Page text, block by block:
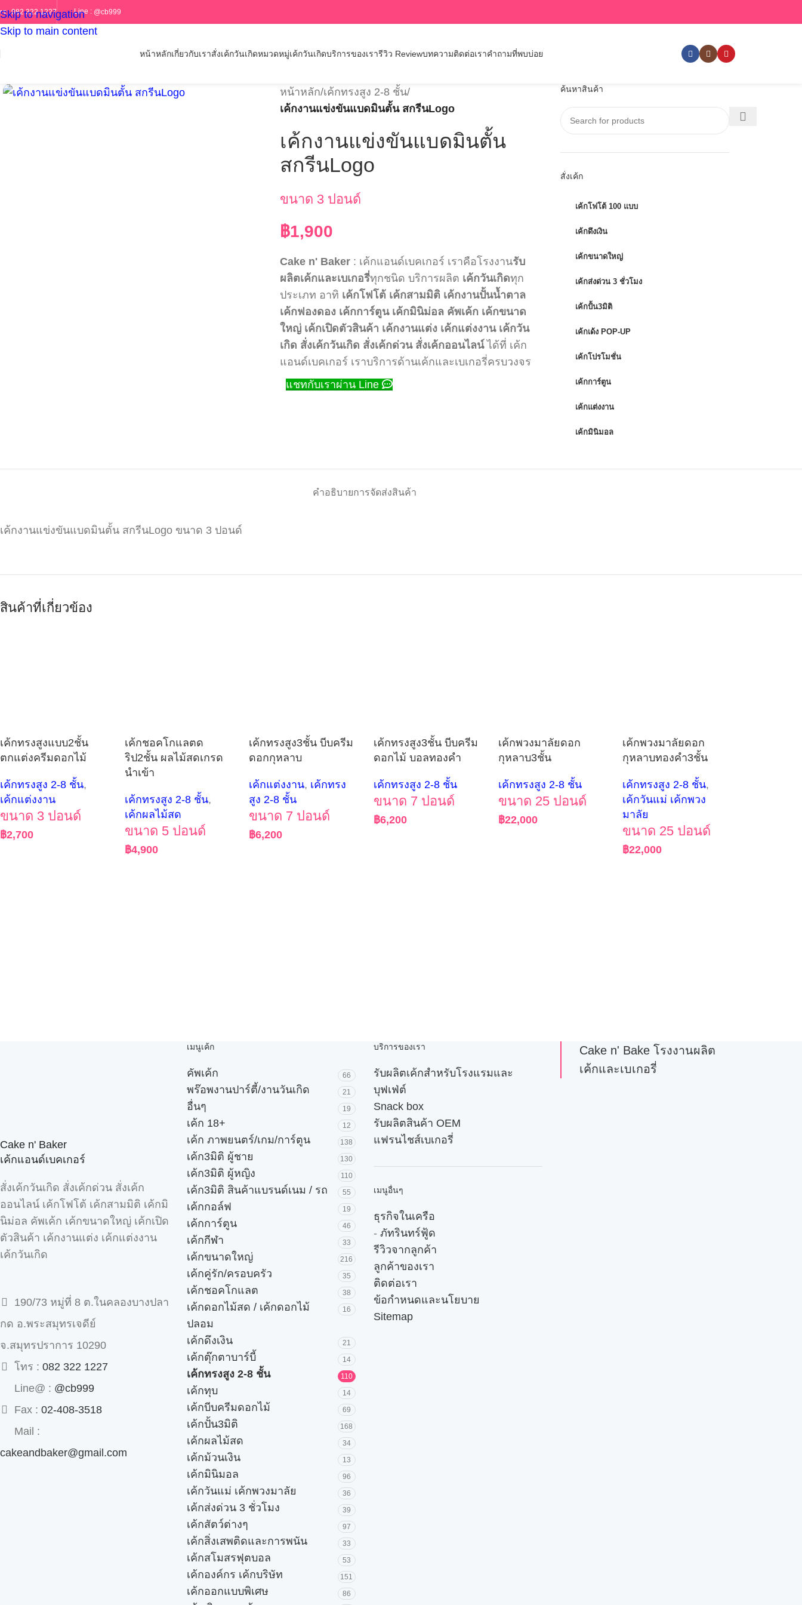
Skip to navigation
Skip to main content
ร : 082 322 1227 Line : @cb999
หน้าหลักเกี่ยวกับเราสั่งเค้กวันเกิดหมวดหมู่เค้กวันเกิดบริการของเรารีวิว Reviewบทความติดต่อเราคำถามที่พบบ่อย
หน้าหลัก/เค้กทรงสูง 2-8 ชั้น/
เค้กงานแข่งขันแบดมินตั้น สกรีนLogo
เค้กงานแข่งขันแบดมินตั้น
สกรีนLogo
ขนาด 3 ปอนด์
฿1,900
Cake n' Baker : เค้กแอนด์เบคเกอร์ เราคือโรงงานรับ
ผลิตเค้กและเบเกอรี่ทุกชนิด บริการผลิต เค้กวันเกิดทุก
ประเภท อาทิ เค้กโฟโต้ เค้กสามมิติ เค้กงานปั้นน้ำตาล
เค้กฟองดอง เค้กการ์ตูน เค้กมินิม่อล คัพเค้ก เค้กขนาด
ใหญ่ เค้กเปิดตัวสินค้า เค้กงานแต่ง เค้กแต่งงาน เค้กวัน
เกิด สั่งเค้กวันเกิด สั่งเค้กด่วน สั่งเค้กออนไลน์ได้ที่ เค้ก
แอนด์เบคเกอร์ เราบริการด้านเค้กและเบเกอรี่ครบวงจร
แชทกับเราผ่าน Line
ค้นหาสินค้า
สั่งเค้ก
เค้กโฟโต้ 100 แบบ
เค้กดึงเงิน
เค้กขนาดใหญ่
เค้กส่งด่วน 3 ชั่วโมง
เค้กปั้น3มิติ
เค้กเด้ง POP-UP
เค้กโปรโมชั่น
เค้กการ์ตูน
เค้กแต่งงาน
เค้กมินิมอล
คำอธิบายการจัดส่งสินค้า
เค้กงานแข่งขันแบดมินตั้น สกรีนLogo ขนาด 3 ปอนด์
สินค้าที่เกี่ยวข้อง
เค้กทรงสูงแบบ2ชั้น
ตกแต่งครีมดอกไม้
เค้กทรงสูง 2-8 ชั้น,
เค้กแต่งงาน
ขนาด 3 ปอนด์
฿2,700
เค้กชอคโกแลตด
ริป2ชั้น ผลไม้สดเกรด
นำเข้า
เค้กทรงสูง 2-8 ชั้น,
เค้กผลไม้สด
ขนาด 5 ปอนด์
฿4,900
เค้กทรงสูง3ชั้น บีบครีม
ดอกกุหลาบ
เค้กแต่งงาน, เค้กทรง
สูง 2-8 ชั้น
ขนาด 7 ปอนด์
฿6,200
เค้กทรงสูง3ชั้น บีบครีม
ดอกไม้ บอลทองคำ
เค้กทรงสูง 2-8 ชั้น
ขนาด 7 ปอนด์
฿6,200
เค้กพวงมาลัยดอก
กุหลาบ3ชั้น
เค้กทรงสูง 2-8 ชั้น
ขนาด 25 ปอนด์
฿22,000
เค้กพวงมาลัยดอก
กุหลาบทองคำ3ชั้น
เค้กทรงสูง 2-8 ชั้น,
เค้กวันแม่ เค้กพวง
มาลัย
ขนาด 25 ปอนด์
฿22,000
Cake n' Baker
เค้กแอนด์เบคเกอร์
สั่งเค้กวันเกิด สั่งเค้กด่วน สั่งเค้ก
ออนไลน์ เค้กโฟโต้ เค้กสามมิติ เค้กมิ
นิม่อล คัพเค้ก เค้กขนาดใหญ่ เค้กเปิด
ตัวสินค้า เค้กงานแต่ง เค้กแต่งงาน
เค้กวันเกิด
190/73 หมู่ที่ 8 ต.ในคลองบางปลา
กด อ.พระสมุทรเจดีย์
จ.สมุทรปราการ 10290
โทร : 082 322 1227
Line@ : @cb999
Fax : 02-408-3518
Mail :
cakeandbaker@gmail.com
เมนูเค้ก
คัพเค้ก 66
พร๊อพงานปาร์ตี้/งานวันเกิด 21
อื่นๆ 19
เค้ก 18+ 12
เค้ก ภาพยนตร์/เกม/การ์ตูน 138
เค้ก3มิติ ผู้ชาย 130
เค้ก3มิติ ผู้หญิง 110
เค้ก3มิติ สินค้าแบรนด์เนม / รถ 55
เค้กกอล์ฟ 19
เค้กการ์ตูน 46
เค้กกีฬา 33
เค้กขนาดใหญ่ 216
เค้กคู่รัก/ครอบครัว 35
เค้กชอคโกแลต 38
เค้กดอกไม้สด / เค้กดอกไม้
ปลอม
16
เค้กดึงเงิน 21
เค้กตุ๊กตาบาร์บี้ 14
เค้กทรงสูง 2-8 ชั้น 110
เค้กทุบ 14
เค้กบีบครีมดอกไม้ 69
เค้กปั้น3มิติ 168
เค้กผลไม้สด 34
เค้กม้วนเงิน 13
เค้กมินิมอล 96
เค้กวันแม่ เค้กพวงมาลัย 36
เค้กส่งด่วน 3 ชั่วโมง 39
เค้กสัตว์ต่างๆ 97
เค้กสิ่งเสพติดและการพนัน 33
เค้กสโมสรฟุตบอล 53
เค้กองค์กร เค้กบริษัท 151
เค้กออกแบบพิเศษ 86
บริการของเรา
รับผลิตเค้กสำหรับโรงแรมและ
บุฟเฟ่ต์
Snack box
รับผลิตสินค้า OEM
แฟรนไชส์เบเกอรี่
เมนูอื่นๆ
ธุรกิจในเครือ
- ภัทรินทร์ฟู้ด
รีวิวจากลูกค้า
ลูกค้าของเรา
ติดต่อเรา
ข้อกำหนดและนโยบาย
Sitemap
Cake n' Bake โรงงานผลิต
เค้กและเบเกอรี่